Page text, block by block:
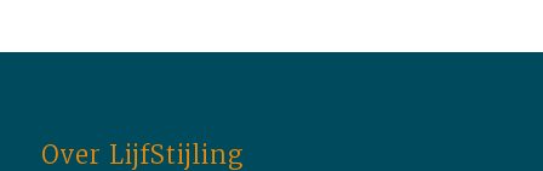
Over LijfStijling